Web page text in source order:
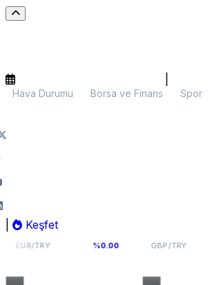
Hava Durumu Borsa ve Finans Spor
Keşfet
54,8177 GBP/TRY 63,965 %0.00